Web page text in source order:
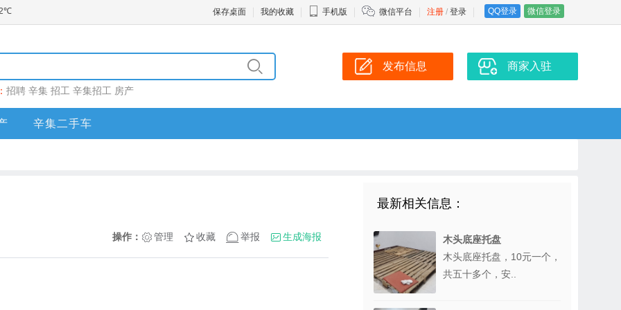
注册 / 登录 QQ登录 微信登录
保存桌面 我的收藏 手机版 微信平台
招聘 辛集 招工 辛集招工 房产
发布信息 商家入驻
辛集二手车
操作： 管理 收藏 举报 生成海报
最新相关信息：
木头底座托盘
木头底座托盘，10元一个，
共五十多个，安..